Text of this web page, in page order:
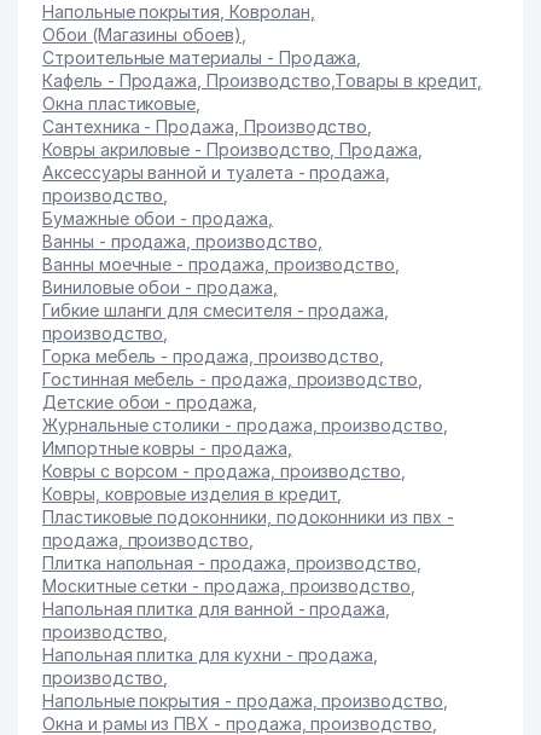
Напольные покрытия, Ковролан
Обои (Магазины обоев)
Строительные материалы - Продажа
Кафель - Продажа, Производство Товары в кредит,
Окна пластиковые
Сантехника - Продажа, Производство
Ковры акриловые - Производство, Продажа
Аксессуары ванной и туалета - продажа,
производство
Бумажные обои - продажа
Ванны - продажа, производство
Ванны моечные - продажа, производство
Виниловые обои - продажа
Гибкие шланги для смесителя - продажа,
производство
Горка мебель - продажа, производство
Гостинная мебель - продажа, производство
Детские обои - продажа
Журнальные столики - продажа, производство
Импортные ковры - продажа
Ковры с ворсом - продажа, производство
Ковры, ковровые изделия в кредит
Пластиковые подоконники, подоконники из пвх -
продажа, производство
Плитка напольная - продажа, производство
Москитные сетки - продажа, производство
Напольная плитка для ванной - продажа,
производство
Напольная плитка для кухни - продажа,
производство
Напольные покрытия - продажа, производство
Окна и рамы из ПВХ - продажа, производство